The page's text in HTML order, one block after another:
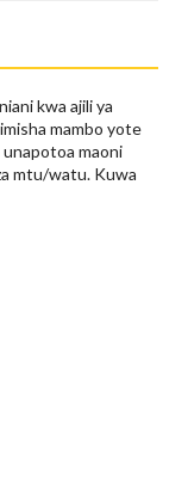
kwa ajili ya
mambo yote
unapotoa maoni
mtu/watu. Kuwa